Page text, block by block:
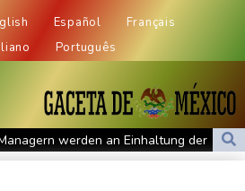
Español
Français
Português
werden an Einhaltung der